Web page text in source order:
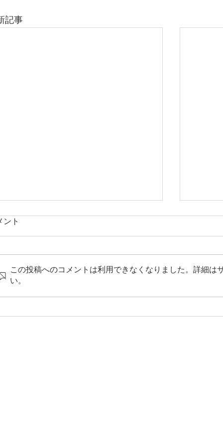
記事
やはり多い大腸癌
夏を快
ント
この投稿へのコメントは利用できなくなりました。詳細は
い。